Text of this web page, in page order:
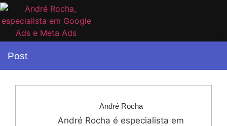
Post
André Rocha
André Rocha é especialista em